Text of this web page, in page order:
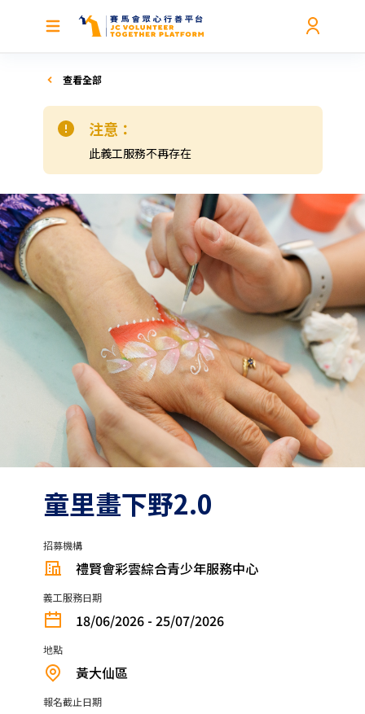
查看全部
注意：
此義工服務不再存在
童里畫下野2.0
招募機構
禮賢會彩雲綜合青少年服務中心
義工服務日期
18/06/2026 - 25/07/2026
地點
黃大仙區
報名截止日期